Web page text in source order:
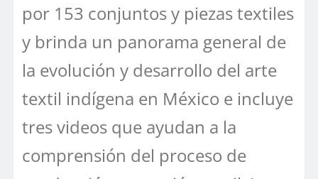
por 153 conjuntos y piezas textiles
y brinda un panorama general de
la evolución y desarrollo del arte
textil indígena en México e incluye
tres videos que ayudan a la
comprensión del proceso de